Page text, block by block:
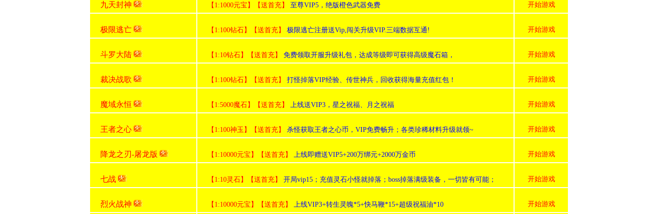
九天封神 【1:1000元宝】【送首充】 至尊VIP5，绝版橙色武器免费 开始游戏
极限逃亡 【1:100钻石】【送首充】 极限逃亡注册送Vip,闯关升级VIP.三端数据互通! 开始游戏
斗罗大陆 【1:10钻石】【送首充】 免费领取开服升级礼包，达成等级即可获得高级魔石箱， 开始游戏
裁决战歌 【1:100钻石】【送首充】 打怪掉落VIP经验、传世神兵，回收获得海量充值红包！ 开始游戏
魔域永恒 【1:5000魔石】【送首充】 上线送VIP3，星之祝福、月之祝福 开始游戏
王者之心 【1:100神玉】【送首充】 杀怪获取王者之心币，VIP免费畅升；各类珍稀材料升级就领~ 开始游戏
降龙之刃-屠龙版 【1:10000元宝】【送首充】 上线即赠送VIP5+200万绑元+2000万金币 开始游戏
七战 【1:10灵石】【送首充】 开局vip15；充值灵石小怪就掉落；boss掉落满级装备，一切皆有可能； 开始游戏
烈火战神 【1:10000元宝】【送首充】 上线VIP3+转生灵魄*5+快马鞭*15+超级祝福油*10 开始游戏